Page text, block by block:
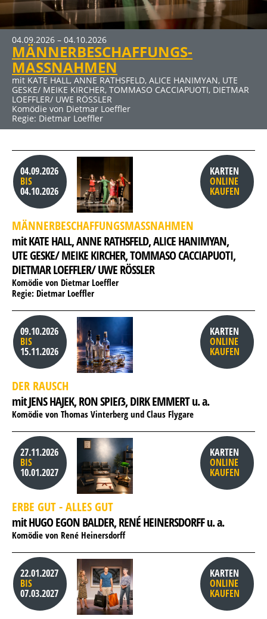
04.09.2026 – 04.10.2026
MÄNNERBESCHAFFUNGS-
MASSNAHMEN
mit KATE HALL, ANNE RATHSFELD, ALICE HANIMYAN, UTE
GESKE/ MEIKE KIRCHER, TOMMASO CACCIAPUOTI, DIETMAR
LOEFFLER/ UWE RÖSSLER
Komödie von Dietmar Loeffler
Regie: Dietmar Loeffler
09.10.2026 – 15.11.2026
DER RAUSCH
mit JENS HAJEK, RON SPIEẞ, DIRK EMMERT u. a.
Komödie von Thomas Vinterberg und Claus Flygare
27.11.2026 – 10.01.2027
ERBE GUT-ALLES GUT
mit HUGO EGON BALDER, RENÉ HEINERSDORFF u. a.
Komödie von René Heinersdorff
22.01.2027 – 07.03.2027
SCHUHE TASCHEN MÄNNER
mit BERNHARD BETTERMANN, NINA PETRI, ANDREAS PETRI
u. a.
Komödie von Stefan Vögel
Regie: Ute Willing
04.09.2026
BIS
04.10.2026
MÄNNERBESCHAFFUNGSMASSNAHMEN
mit KATE HALL, ANNE RATHSFELD, ALICE HANIMYAN,
UTE GESKE/ MEIKE KIRCHER, TOMMASO CACCIAPUOTI,
DIETMAR LOEFFLER/ UWE RÖSSLER
Komödie von Dietmar Loeffler
Regie: Dietmar Loeffler
KARTEN
ONLINE
KAUFEN
09.10.2026
BIS
15.11.2026
DER RAUSCH
mit JENS HAJEK, RON SPIEẞ, DIRK EMMERT u. a.
Komödie von Thomas Vinterberg und Claus Flygare
KARTEN
ONLINE
KAUFEN
27.11.2026
BIS
10.01.2027
ERBE GUT - ALLES GUT
mit HUGO EGON BALDER, RENÉ HEINERSDORFF u. a.
Komödie von René Heinersdorff
KARTEN
ONLINE
KAUFEN
22.01.2027
BIS
07.03.2027
KARTEN
ONLINE
KAUFEN